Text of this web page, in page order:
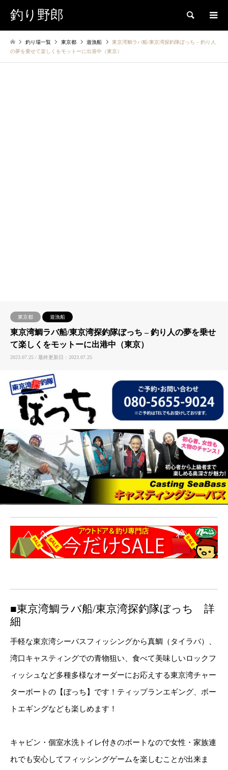
釣り野郎 検索
釣り場一覧 東京都 遊漁船
東京湾鯛ラバ船/東京湾探釣隊ぼっち – 釣り人
の夢を乗せて楽しくをモットーに出港中（東京）
東京都 遊漁船
東京湾鯛ラバ船/東京湾探釣隊ぼっち – 釣り人の夢を乗せ
て楽しくをモットーに出港中（東京）
2023.07.25 / 最終更新日：2023.07.25
■東京湾鯛ラバ船/東京湾探釣隊ぼっち 詳
細
手軽な東京湾シーバスフィッシングから真鯛（タイラバ）、
湾口キャスティングでの青物狙い、食べて美味しいロックフ
ィッシュなど多種多様なオーダーにお応えする東京湾チャー
ターボートの【ぼっち】です！ティップランエギング、ボー
トエギングなども楽しめます！
キャビン・個室水洗トイレ付きのボートなので女性・家族連
れでも安心してフィッシングゲームを楽しむことが出来ま